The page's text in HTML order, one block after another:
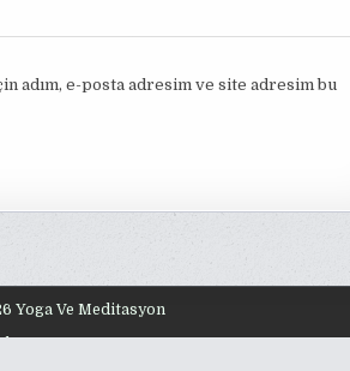
adım, e-posta adresim ve site adresim bu
Yoga Ve Meditasyon